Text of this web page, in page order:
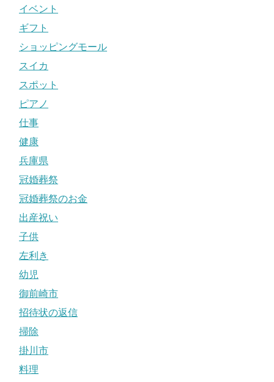
イベント
ギフト
ショッピングモール
スイカ
スポット
ピアノ
仕事
健康
兵庫県
冠婚葬祭
冠婚葬祭のお金
出産祝い
子供
左利き
幼児
御前崎市
招待状の返信
掃除
掛川市
料理